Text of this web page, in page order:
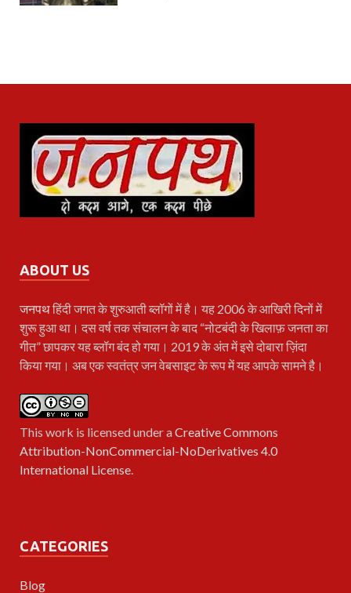
ABOUT US
जनपथहिंदी जगत के शुरुआती ब्लॉगों में है। यह 2006 के आखिरी दिनों में
शुरू हुआ था। दस वर्ष तक संचालन के बाद “नोटबंदी के खिलाफ़ जनता का
गीत” छापकर यह ब्लॉग बंद हो गया। 2019 के अंत में इसे दोबारा ज़िंदा
किया गया। अब एक स्वतंत्र जन वेबसाइट के रूप में यह आपके सामने है।
This work is licensed under aCreative Commons
Attribution-NonCommercial-NoDerivatives 4.0
International License.
CATEGORIES
Blog